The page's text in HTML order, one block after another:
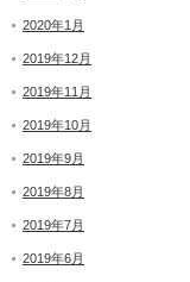
2020年1月
2019年12月
2019年11月
2019年10月
2019年9月
2019年8月
2019年7月
2019年6月